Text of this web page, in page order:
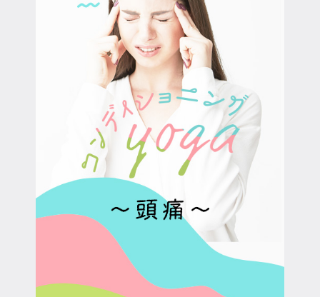
yoggy mommy
会員規約について
クラス参加にあたっての同意書
特定商取引にかかわる表示
プライバシーポリシー